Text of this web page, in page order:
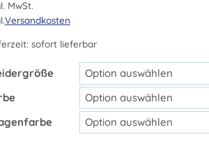
MwSt.
Versandkosten
sofort lieferbar